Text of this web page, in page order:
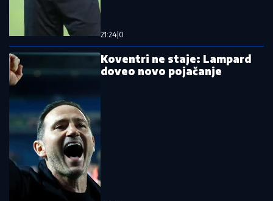
Uroš Medić napisao samo dve reči i
zapalio celu Srbiju (FOTO)
Nikolom Jokićem
Pročitajte još